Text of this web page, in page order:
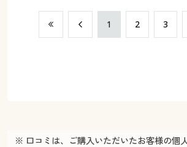
​1 ​2 ​3
※ 口コミは、ご購入いただいたお客様の個